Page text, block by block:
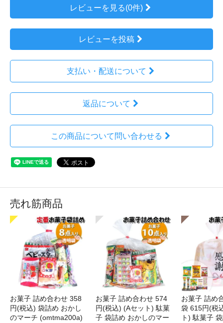
レビューを見る(0件)
レビューを投稿
支払い・配送について
返品について
この商品について問い合わせる
売れ筋商品
お菓子 詰め合わせ 358
円(税込) 袋詰め おかし
のマーチ (omtma200a)
お菓子 詰め合わせ 574
円(税込) (Aセット) 駄菓
子 袋詰め おかしのマー
お菓子 詰め
袋 615円(税
ト) 駄菓子